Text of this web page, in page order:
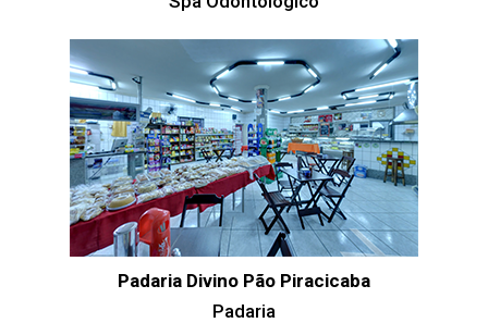
Padaria Divino Pão Piracicaba
Padaria